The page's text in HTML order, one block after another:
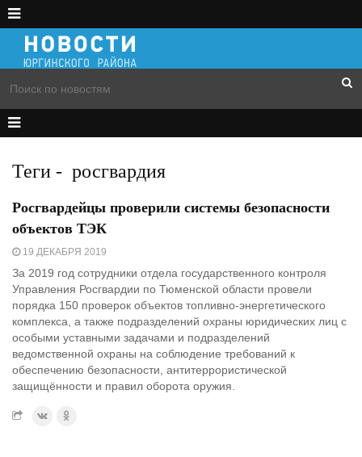
Теги - росгвардия
Росгвардейцы проверили системы безопасности
объектов ТЭК
19 ДЕКАБРЯ 2019
За 2019 год сотрудники отдела государственного контроля
Управления Росгвардии по Тюменской области провели
порядка 150 проверок объектов топливно-энергетического
комплекса, а также подразделений охраны юридических лиц с
особыми уставными задачами и подразделений
ведомственной охраны на соблюдение требований к
обеспечению безопасности, антитеррористической
защищённости и правил оборота оружия.